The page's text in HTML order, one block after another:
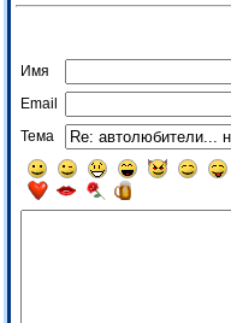
Имя
Email
Тема